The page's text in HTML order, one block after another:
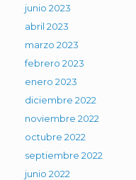
junio 2023
abril 2023
marzo 2023
febrero 2023
enero 2023
diciembre 2022
noviembre 2022
octubre 2022
septiembre 2022
junio 2022